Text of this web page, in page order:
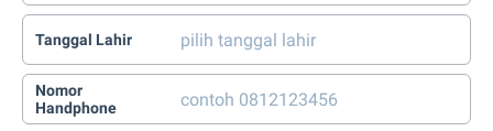
Tanggal Lahir
Nomor
Handphone